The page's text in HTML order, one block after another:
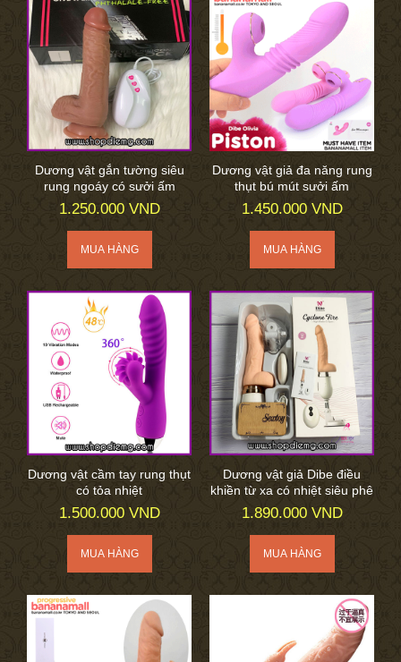
Dương vật gắn tường siêu
rung ngoáy có sưởi ấm
1.250.000 VND
Dương vật giả đa năng rung
thụt bú mút sưởi ấm
1.450.000 VND
Dương vật cầm tay rung thụt
có tỏa nhiệt
1.500.000 VND
Dương vật giả Dibe điều
khiền từ xa có nhiệt siêu phê
1.890.000 VND